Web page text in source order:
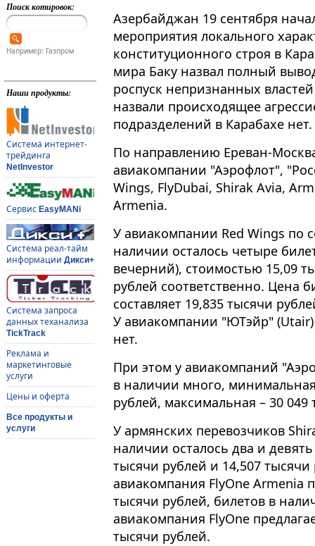
Поиск котировок:
Например: Газпром
Наши продукты:
Система интернет-
трейдинга
NetInvestor
Сервис EasyMANi
Система реал-тайм
информации Дикси+
Система запроса
данных теханализа
TickTrack
Реклама и
маркетинговые
услуги
Цены и оферта
Все продукты и
услуги
Азербайджан 19 сентября
мероприятия локального
конституционного строя в
мира Баку назвал полный
роспуск непризнанных
назвали происходящее
подразделений в Карабахе нет.
По направлению Ереван-
авиакомпании "Аэрофлот",
Wings, FlyDubai, Shirak Avia,
Armenia.
У авиакомпании Red Wings по
наличии осталось четыре
вечерний), стоимостью 15,09
рублей соответственно. Цена
составляет 19,835 тысячи
У авиакомпании "ЮТэйр"
нет.
При этом у авиакомпаний
в наличии много,
рублей, максимальная – 30 049
У армянских перевозчиков
наличии осталось два и
тысячи рублей и 14,507
авиакомпания FlyOne Armenia
тысячи рублей, билетов в
авиакомпания FlyOne
тысячи рублей.